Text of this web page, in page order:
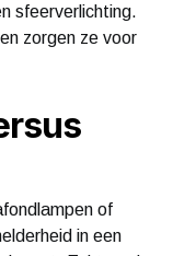
sfeerverlichting.
zorgen ze voor
of
in een